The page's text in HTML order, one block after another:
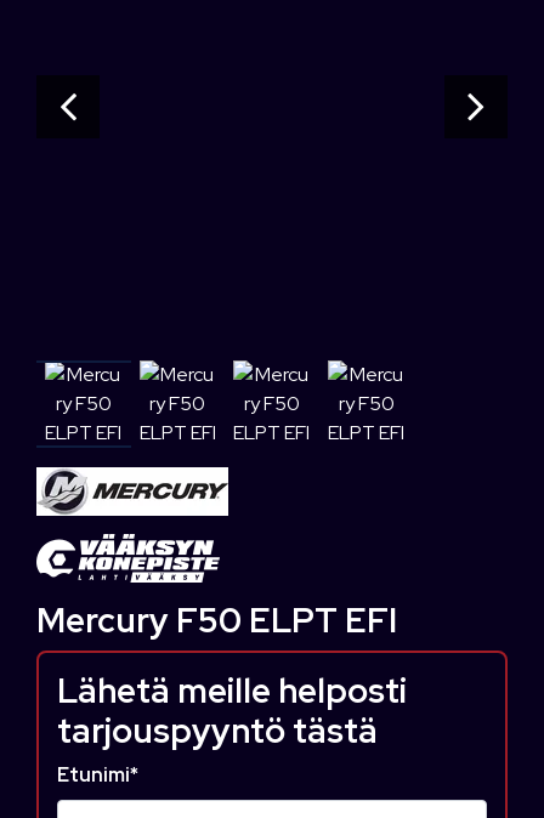
Mercury F50 ELPT EFI
Lähetä meille helposti
tarjouspyyntö tästä
Etunimi*